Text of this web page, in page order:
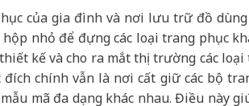
của gia đình và nơi lưu trữ đồ
nhỏ để đựng các loại trang phục
kế và cho ra mắt thị trường các loại
chính vẫn là nơi cất giữ các bộ
mã đa dạng khác nhau. Điều này